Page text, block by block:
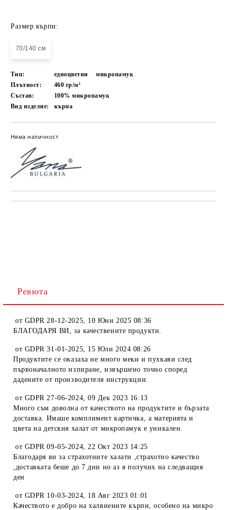
Размер кърпи:
70/140 см
Тип: едноцветни
микропамук
Плътност:
460 гр/м²
Състав:
100% микропамук
Вид изделие:
кърпа
Няма наличност
Ревюта
от GDPR 28-12-2025, 10 Юни 2025 08:36
БЛАГОДАРЯ ВИ, за качествените продукти.
от GDPR 31-01-2025, 15 Юли 2024 08:26
Продуктите се оказаха не много меки и пухкави след
първоначалното изпиране, извършено точно според
дадените от производителя инструкции.
от GDPR 27-06-2024,09 Дек 2023 16:13
Много съм доволна от качеството на продуктите и бързата
доставка. Имаше комплимент картичка, а материята и
цвета на детския халат от микропамук е уникален.
от GDPR 09-05-2024,22 Окт 2023 14:25
Благодаря ви за страхотните халати ,страхотно качество
,доставката беше до 7 дни но аз я получих на следващия
ден
от GDPR 10-03-2024, 18 Авг 2023 01:01
Качеството е добро на халвиените кърпи, особено на микро